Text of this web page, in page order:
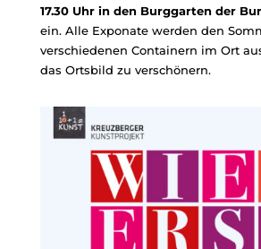
17.30 Uhr in den Burggarten der
ein. Alle Exponate werden den
verschiedenen Containern im Ort
das Ortsbild zu verschönern.